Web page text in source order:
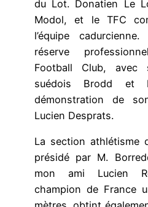
du Lot. Donatien Le
Modol, et le TFC
l’équipe
réserve
Football Club, avec
suédois Brodd et
démonstration de
Lucien Desprats.
La section athlétisme
présidé par M.
mon ami Lucien
champion de France